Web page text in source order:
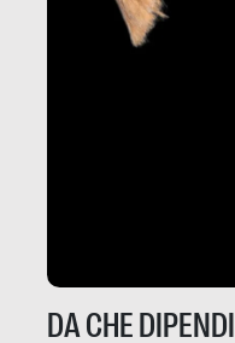
DA CHE DIPENDI